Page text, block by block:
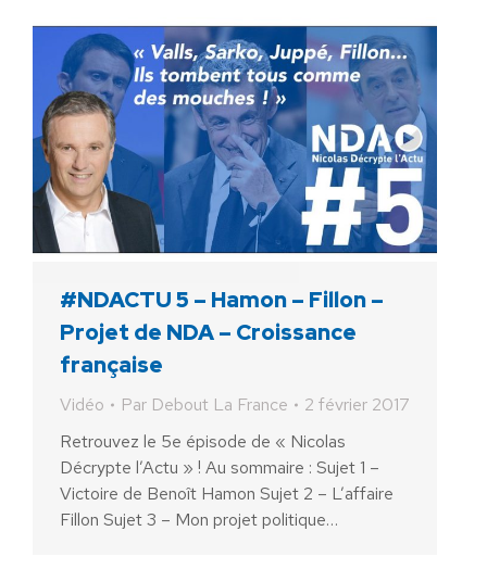
#NDACTU 5 – Hamon – Fillon –
Projet de NDA – Croissance
française
Vidéo Par Debout La France
2 février 2017
Retrouvez le 5e épisode de « Nicolas
Décrypte l’Actu » ! Au sommaire : Sujet 1 –
Victoire de Benoît Hamon Sujet 2 – L’affaire
Fillon Sujet 3 – Mon projet politique…